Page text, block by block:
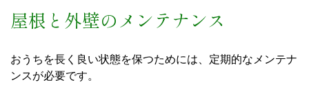
屋根と外壁のメンテナンス
おうちを長く良い状態を保つためには、定期的なメンテナ
ンスが必要です。